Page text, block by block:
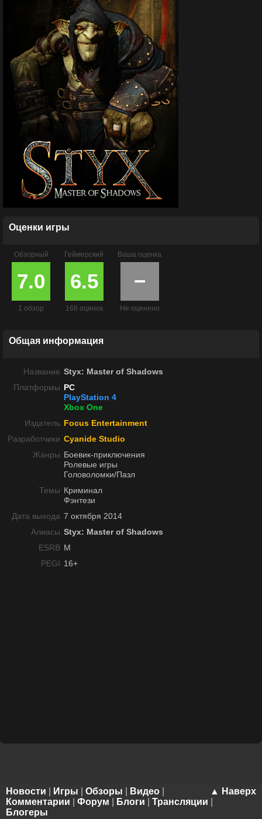
Оценки игры
Обзорный
7.0
1 обзор
Геймерский
6.5
168 оценок
Ваша оценка
−
Не оценено
Общая информация
Название Styx: Master of Shadows
Платформы PC
PlayStation 4
Xbox One
Издатель Focus Entertainment
Разработчики Cyanide Studio
Жанры Боевик-приключения
Ролевые игры
Головоломки/Пазл
Темы Криминал
Фэнтези
Дата выхода 7 октября 2014
Алиасы Styx: Master of Shadows
ESRB M
PEGI 16+
▲ Наверх
Новости Игры Обзоры Видео
Комментарии
Форум Блоги Трансляции
Блогеры